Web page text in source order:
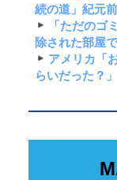
続の道」紀元
「ただのゴ
除された部屋
アメリカ「
らいだった？」